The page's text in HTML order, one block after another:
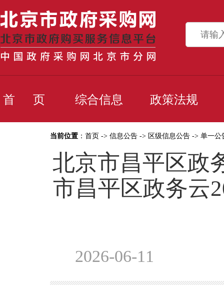
首 页 综合信息 政策法规
当前位置 ： 首页 -> 信息公告 -> 区级信息公告 -> 单一公
北京市昌平区政
市昌平区政务云
2026-06-11